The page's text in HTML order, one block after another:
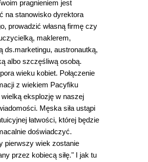
pragnieniem jest
na stanowisko dyrektora
prowadzić własną firmę czy
maklerem,
ds.marketingu, austronautką,
albo szczęśliwą osobą.
wieku kobiet. Połączenie
z wiekiem Pacyfiku
eksplozję w naszej
Męska siła ustąpi
łatwości, której będzie
doświadczyć.
pierwszy wiek zostanie
przez kobiecą siłę." I jak tu